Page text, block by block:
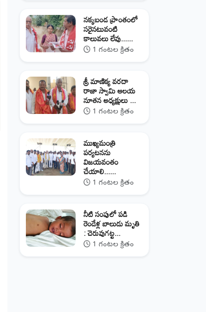
నక్కబండ ప్రాంతంలో
సరైనటువంటి
కాలువలు లేవు......
1 గంటల క్రితం
శ్రీ మాణిక్య వరదా
రాజా స్వామి ఆలయ
నూతన అధ్యక్షులు ...
1 గంటల క్రితం
ముఖ్యమంత్రి
పర్యటనను
విజయవంతం
చేయాలి......
1 గంటల క్రితం
నీటి సంపులో పడి
రెండేళ్ల బాలుడు మృతి
: చెరువుగట్ట...
1 గంటల క్రితం